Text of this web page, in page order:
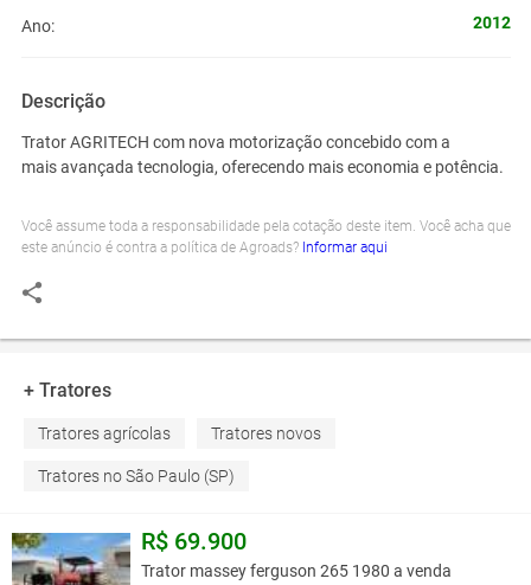
Ano: 2012
Descrição
TratorAGRITECH com nova motorização concebido com a
maisavançada tecnologia, oferecendo mais economia e potência.
Você assume toda a responsabilidade pela cotação deste item. Você acha que
este anúncio é contra a política de Agroads? Informar aqui
+ Tratores
Tratores agrícolas Tratores novos
Tratores no São Paulo (SP)
R$ 69.900
Trator massey ferguson 265 1980 a venda